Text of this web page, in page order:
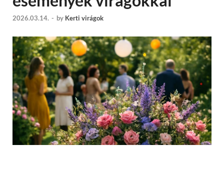
2026.03.14. - by Kerti virágok